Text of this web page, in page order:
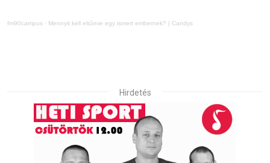
fm90campus · Mennyit kell eltűrnie egy ismert embernek? | Candys
Hirdetés